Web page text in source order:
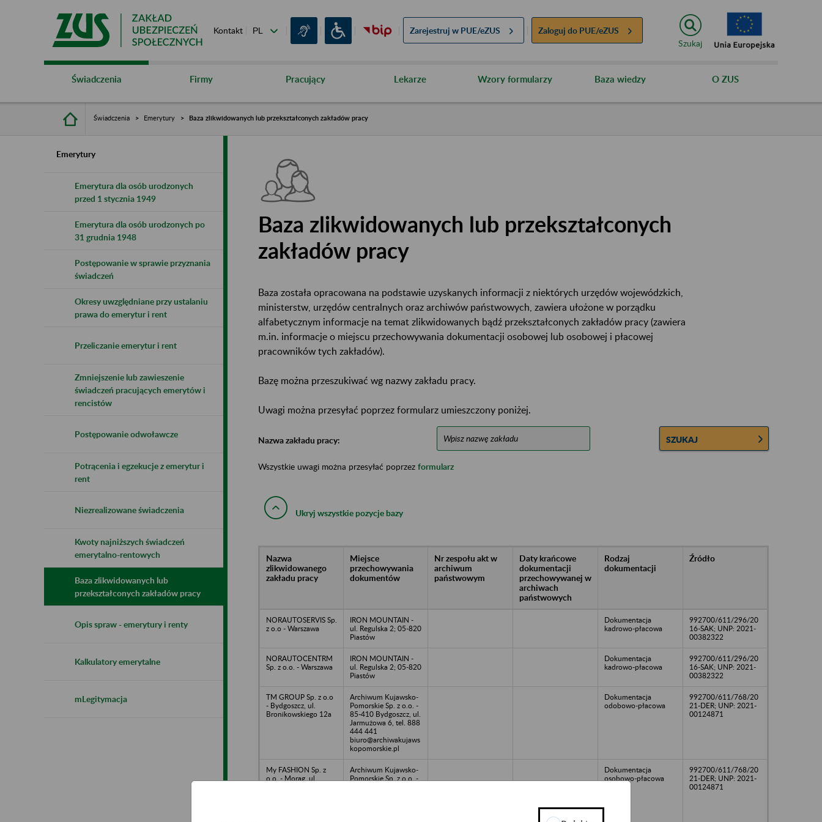
Kontakt Zarejestruj w PUE/eZUS Zaloguj do PUE/eZUS
Szukaj
Świadczenia Firmy Pracujący Lekarze Wzory formularzy Baza wiedzy O ZUS
Świadczenia Emerytury Baza zlikwidowanych lub przekształconych zakładów pracy
Emerytury
Emerytura dla osób urodzonych
przed 1 stycznia 1949
Emerytura dla osób urodzonych po
31 grudnia 1948
Postępowanie w sprawie przyznania
świadczeń
Okresy uwzględniane przy ustalaniu
prawa do emerytur i rent
Przeliczanie emerytur i rent
Zmniejszenie lub zawieszenie
świadczeń pracujących emerytów i
rencistów
Postępowanie odwoławcze
Potrącenia i egzekucje z emerytur i
rent
Niezrealizowane świadczenia
Kwoty najniższych świadczeń
emerytalno-rentowych
Baza zlikwidowanych lub
przekształconych zakładów pracy
Opis spraw - emerytury i renty
Kalkulatory emerytalne
mLegitymacja
Baza zlikwidowanych lub przekształconych
zakładów pracy
Baza została opracowana na podstawie uzyskanych informacji z niektórych urzędów wojewódzkich,
ministerstw, urzędów centralnych oraz archiwów państwowych, zawiera ułożone w porządku
alfabetycznym informacje na temat zlikwidowanych bądź przekształconych zakładów pracy (zawiera
m.in. informacje o miejscu przechowywania dokumentacji osobowej lub osobowej i płacowej
pracowników tych zakładów).
Bazę można przeszukiwać wg nazwy zakładu pracy.
Uwagi można przesyłać poprzez formularz umieszczony poniżej.
Nazwa zakładu pracy: SZUKAJ
Wszystkie uwagi można przesyłać poprzez formularz
Ukryj wszystkie pozycje bazy
Nazwa
zlikwidowanego
zakładu pracy
Miejsce
przechowywania
dokumentów
Nr zespołu akt w
archiwum
państwowym
Daty krańcowe
dokumentacji
przechowywanej w
archiwach
państwowych
Rodzaj
dokumentacji
Źródło
NORAUTOSERVIS Sp.
z o.o - Warszawa
IRON MOUNTAIN -
ul. Regulska 2; 05-820
Piastów
Dokumentacja
kadrowo-płacowa
992700/611/296/20
16-SAK; UNP: 2021-
00382322
NORAUTOCENTRM
Sp. z o.o. - Warszawa
IRON MOUNTAIN -
ul. Regulska 2; 05-820
Piastów
Dokumentacja
kadrowo-płacowa
992700/611/296/20
16-SAK; UNP: 2021-
00382322
TM GROUP Sp. z o.o
- Bydgoszcz, ul.
Bronikowskiego 12a
Archiwum Kujawsko-
Pomorskie Sp. z o.o. -
85-410 Bydgoszcz, ul.
Jarmużowa 6, tel. 888
444 441
biuro@archiwakujaws
kopomorskie.pl
Dokumentacja
odobowo-płacowa
992700/611/768/20
21-DER; UNP: 2021-
00124871
My FASHION Sp. z
o.o. - Morag, ul.
Archiwum Kujawsko-
Pomorskie Sp. z o.o. -
Dokumentacja
osobowo-płacowa
992700/611/768/20
21-DER; UNP: 2021-
00124871